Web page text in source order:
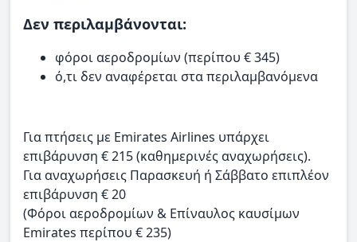
Δεν περιλαμβάνονται:
φόροι αεροδρομίων (περίπου € 345)
ό,τι δεν αναφέρεται στα περιλαμβανόμενα
Για πτήσεις με Emirates Airlines υπάρχει
επιβάρυνση € 215 (καθημερινές αναχωρήσεις).
Για αναχωρήσεις Παρασκευή ή Σάββατο επιπλέον
επιβάρυνση € 20
(Φόροι αεροδρομίων & Επίναυλος καυσίμων
Emirates περίπου € 235)